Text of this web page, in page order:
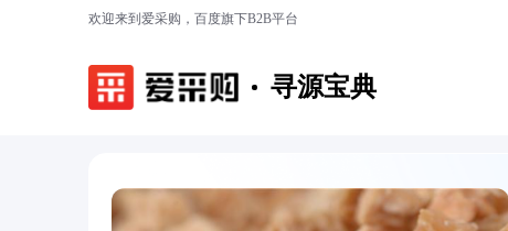
欢迎来到爱采购，百度旗下B2B平台
寻源宝典